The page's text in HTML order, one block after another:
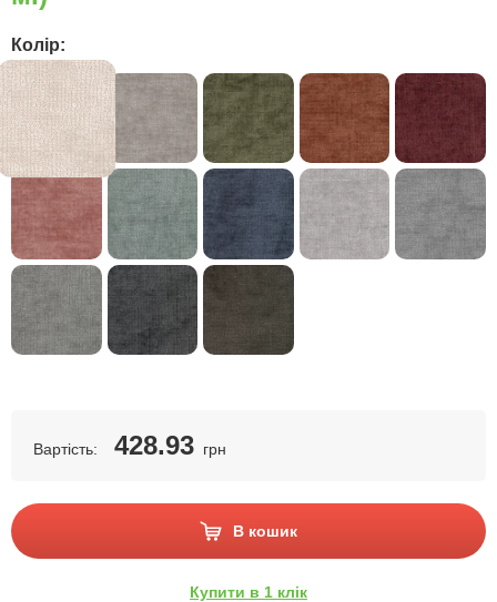
Колір:
Вартість: 428.93 грн
В кошик
Купити в 1 клік